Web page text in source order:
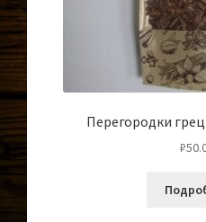
Перегородки
₽